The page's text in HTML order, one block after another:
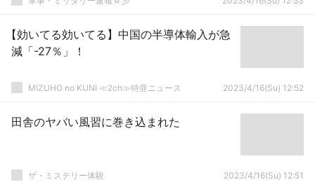
【効いてる効いてる】中国の半導体輸入が急
減「-27％」！
MIZUHO no KUNI ≪2ch≫特亜ニュース 2023/4/16(Su) 12:52
田舎のヤバい風習に巻き込まれた
ザ・ミステリー体験 2023/4/16(Su) 12:51